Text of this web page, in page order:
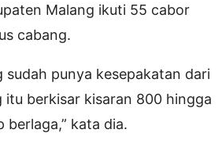
Malang ikuti 55 cabor
cabang.
sudah punya kesepakatan dari
itu berkisar kisaran 800 hingga
berlaga,” kata dia.